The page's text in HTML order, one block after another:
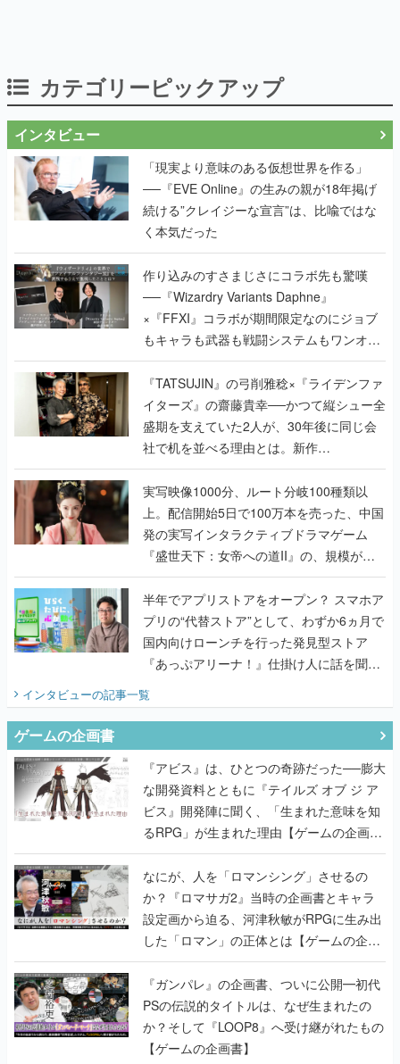
カテゴリーピックアップ
インタビュー
「現実より意味のある仮想世界を作る」
──『EVE Online』の生みの親が18年掲げ
続ける”クレイジーな宣言”は、比喩ではな
く本気だった
作り込みのすさまじさにコラボ先も驚嘆
──『Wizardry Variants Daphne』
×『FFXI』コラボが期間限定なのにジョブ
もキャラも武器も戦闘システムもワンオフ
で作り込まれた理由を両ディレクターに聞
く
『TATSUJIN』の弓削雅稔×『ライデンファ
イターズ』の齋藤貴幸──かつて縦シュー全
盛期を支えていた2人が、30年後に同じ会
社で机を並べる理由とは。新作
『TATSUJIN EXTREME』で初タッグを組
んだレジェンド2人に訊く開発秘話
実写映像1000分、ルート分岐100種類以
上。配信開始5日で100万本を売った、中国
発の実写インタラクティブドラマゲーム
『盛世天下：女帝への道II』の、規模が違
うこだわりをプロデューサーに聞いた
半年でアプリストアをオープン？ スマホア
プリの“代替ストア”として、わずか6ヵ月で
国内向けローンチを行った発見型ストア
『あっぷアリーナ！』仕掛け人に話を聞い
インタビューの記事一覧
ゲームの企画書
『アビス』は、ひとつの奇跡だった──膨大
な開発資料とともに『テイルズ オブ ジ ア
ビス』開発陣に聞く、「生まれた意味を知
るRPG」が生まれた理由【ゲームの企画
書】
なにが、人を「ロマンシング」させるの
か？『ロマサガ2』当時の企画書とキャラ
設定画から迫る、河津秋敏がRPGに生み出
した「ロマン」の正体とは【ゲームの企画
書】
『ガンパレ』の企画書、ついに公開━初代
PSの伝説的タイトルは、なぜ生まれたの
か？そして『LOOP8』へ受け継がれたもの
【ゲームの企画書】